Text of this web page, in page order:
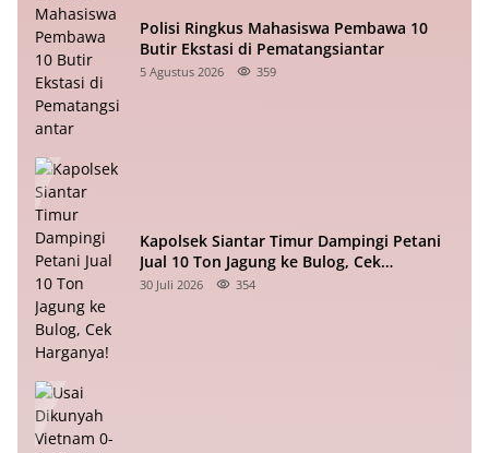
Polisi Ringkus Mahasiswa Pembawa 10
Butir Ekstasi di Pematangsiantar
5 Agustus 2026 359
Kapolsek Siantar Timur Dampingi Petani
Jual 10 Ton Jagung ke Bulog, Cek
Harganya!
30 Juli 2026 354